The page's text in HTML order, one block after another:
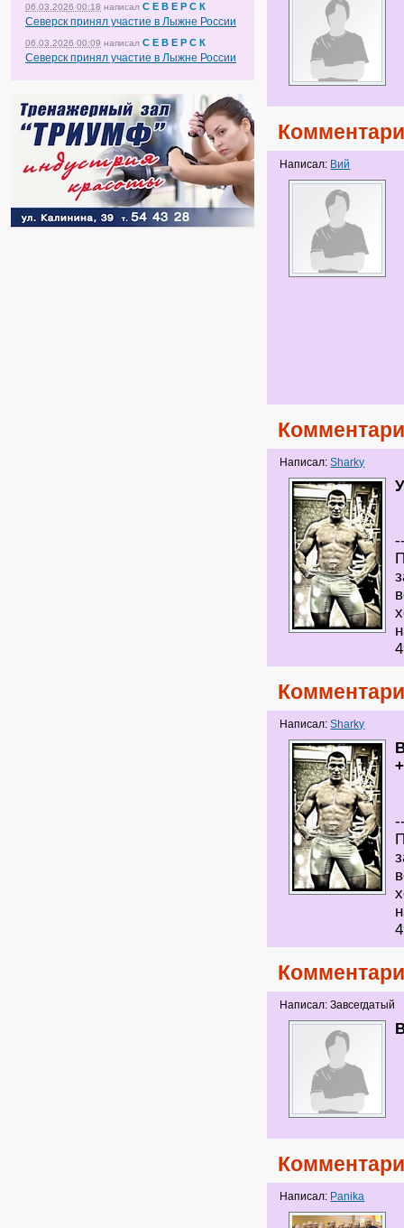
06.03.2026 00:18 написал С Е В Е Р С К
Северск принял участие в Лыжне России
06.03.2026 00:09 написал С Е В Е Р С К
Северск принял участие в Лыжне России
Написал: Вий
Написал:Sharky
Написал:Sharky
Написал: Завсегдатый
Написал: Panika